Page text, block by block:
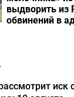
выдворить из
обвинений в